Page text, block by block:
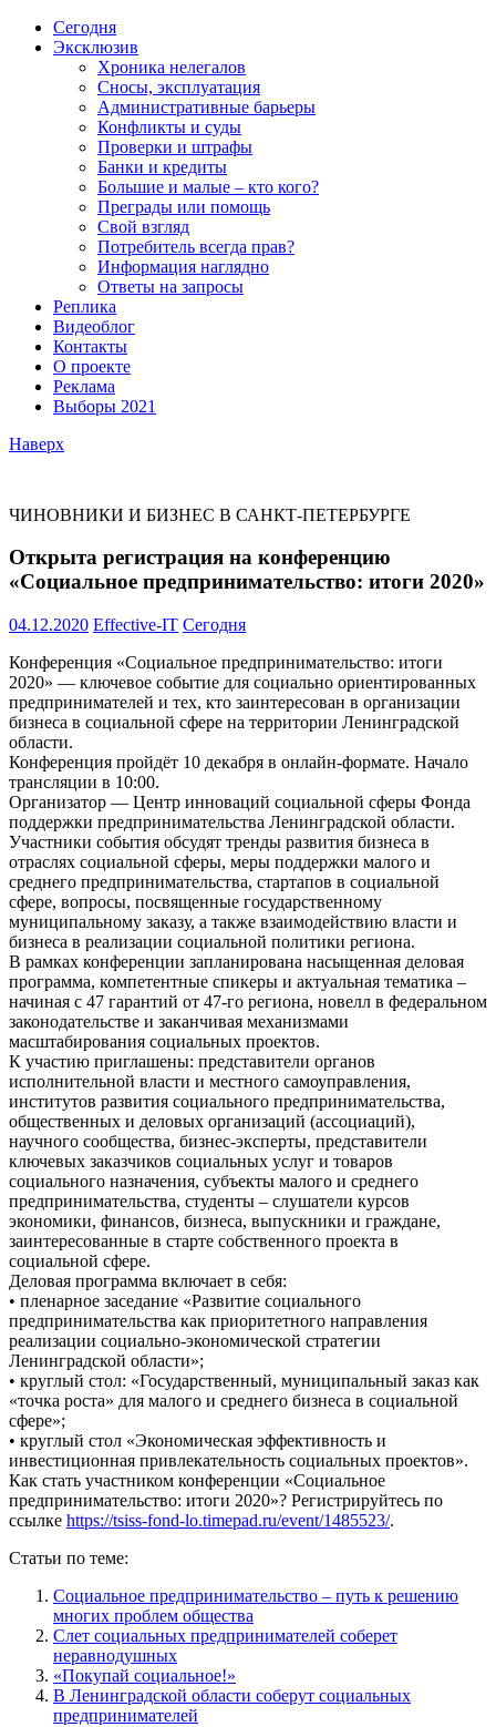
Сегодня
Эксклюзив
Хроника нелегалов
Сносы, эксплуатация
Административные барьеры
Конфликты и суды
Проверки и штрафы
Банки и кредиты
Большие и малые – кто кого?
Преграды или помощь
Свой взгляд
Потребитель всегда прав?
Информация наглядно
Ответы на запросы
Реплика
Видеоблог
Контакты
О проекте
Реклама
Выборы 2021
Наверх
ЧИНОВНИКИ И БИЗНЕС В САНКТ-ПЕТЕРБУРГЕ
Открыта регистрация на конференцию
«Социальное предпринимательство: итоги 2020»
04.12.2020 Effective-IT Сегодня
Конференция «Социальное предпринимательство: итоги
2020» — ключевое событие для социально ориентированных
предпринимателей и тех, кто заинтересован в организации
бизнеса в социальной сфере на территории Ленинградской
области.
Конференция пройдёт 10 декабря в онлайн-формате. Начало
трансляции в 10:00.
Организатор — Центр инноваций социальной сферы Фонда
поддержки предпринимательства Ленинградской области.
Участники события обсудят тренды развития бизнеса в
отраслях социальной сферы, меры поддержки малого и
среднего предпринимательства, стартапов в социальной
сфере, вопросы, посвященные государственному
муниципальному заказу, а также взаимодействию власти и
бизнеса в реализации социальной политики региона.
В рамках конференции запланирована насыщенная деловая
программа, компетентные спикеры и актуальная тематика –
начиная с 47 гарантий от 47-го региона, новелл в федеральном
законодательстве и заканчивая механизмами
масштабирования социальных проектов.
К участию приглашены: представители органов
исполнительной власти и местного самоуправления,
институтов развития социального предпринимательства,
общественных и деловых организаций (ассоциаций),
научного сообщества, бизнес-эксперты, представители
ключевых заказчиков социальных услуг и товаров
социального назначения, субъекты малого и среднего
предпринимательства, студенты – слушатели курсов
экономики, финансов, бизнеса, выпускники и граждане,
заинтересованные в старте собственного проекта в
социальной сфере.
Деловая программа включает в себя:
• пленарное заседание «Развитие социального
предпринимательства как приоритетного направления
реализации социально-экономической стратегии
Ленинградской области»;
• круглый стол: «Государственный, муниципальный заказ как
«точка роста» для малого и среднего бизнеса в социальной
сфере»;
• круглый стол «Экономическая эффективность и
инвестиционная привлекательность социальных проектов».
Как стать участником конференции «Социальное
предпринимательство: итоги 2020»? Регистрируйтесь по
ссылке https://tsiss-fond-lo.timepad.ru/event/1485523/.
Статьи по теме:
Социальное предпринимательство – путь к решению
многих проблем общества
Слет социальных предпринимателей соберет
неравнодушных
«Покупай социальное!»
В Ленинградской области соберут социальных
предпринимателей